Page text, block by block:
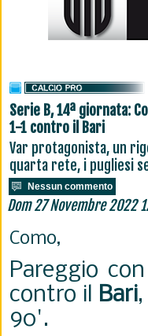
Serie B, 14ª giornata:
1-1 contro il Bari
Var protagonista, un
quarta rete, i pugliesi
Nessun commento
Dom 27 Novembre 2022
Como,
Pareggio
contro il Bari
90'.